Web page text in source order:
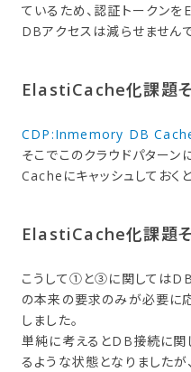
ているため、認証トークン
DBアクセスは減らせませんで
ElastiCache化課題​
CDP:Inmemory DB
そこでこのクラウドパター
Cacheにキャッシュしておく
ElastiCache化課題​そ
こうして①と③に関しては
の本来の要求のみが必要に
しました。
単純に考えるとDB接続に
るような状態となりました